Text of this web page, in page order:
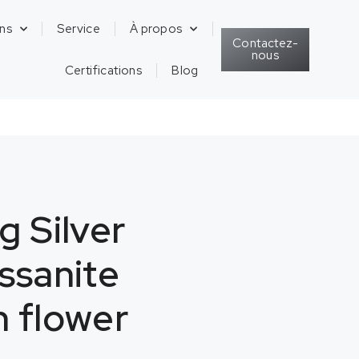
Service À propos
Certifications Blog
Contactez-
nous
Silver
flower